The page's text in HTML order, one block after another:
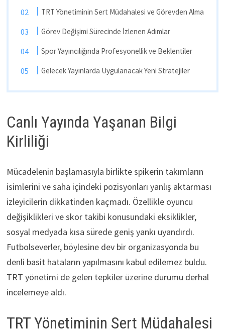
TRT Yönetiminin Sert Müdahalesi ve Görevden Alma
Görev Değişimi Sürecinde İzlenen Adımlar
Spor Yayıncılığında Profesyonellik ve Beklentiler
Gelecek Yayınlarda Uygulanacak Yeni Stratejiler
Canlı Yayında Yaşanan Bilgi
Kirliliği
Mücadelenin başlamasıyla birlikte spikerin takımların
isimlerini ve saha içindeki pozisyonları yanlış aktarması
izleyicilerin dikkatinden kaçmadı. Özellikle oyuncu
değişiklikleri ve skor takibi konusundaki eksiklikler,
sosyal medyada kısa sürede geniş yankı uyandırdı.
Futbolseverler, böylesine dev bir organizasyonda bu
denli basit hataların yapılmasını kabul edilemez buldu.
TRT yönetimi de gelen tepkiler üzerine durumu derhal
incelemeye aldı.
TRT Yönetiminin Sert Müdahalesi